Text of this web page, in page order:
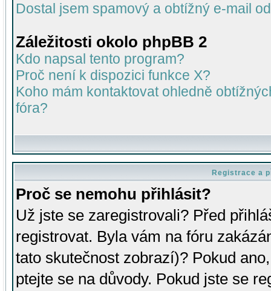
Dostal jsem spamový a obtížný e-mail
Záležitosti okolo phpBB 2
Kdo napsal tento program?
Proč není k dispozici funkce X?
Koho mám kontaktovat ohledně
fóra?
Registrace a
Proč se nemohu přihlásit?
Už jste se zaregistrovali? Před
registrovat. Byla vám na fóru
tato skutečnost zobrazí)? Pokud
ptejte se na důvody. Pokud jste se